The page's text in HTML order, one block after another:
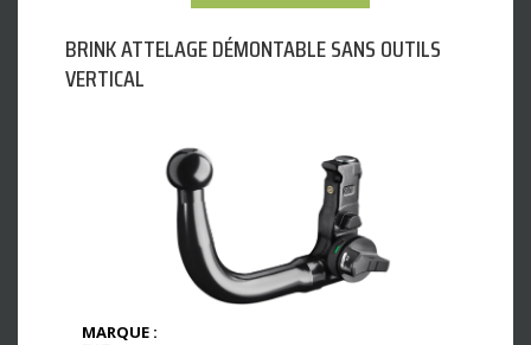
BRINK ATTELAGE DÉMONTABLE SANS OUTILS
VERTICAL
MARQUE :